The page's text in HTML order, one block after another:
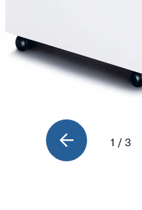
1 / 3